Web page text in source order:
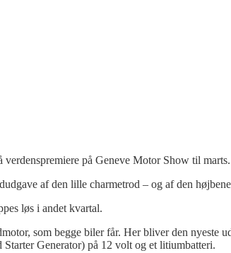
verdenspremiere på Geneve Motor Show til marts.
af den lille charmetrod – og af den
løs i andet kvartal.
som begge biler får. Her bliver den nyeste
Starter Generator) på 12 volt og et litiumbatteri.